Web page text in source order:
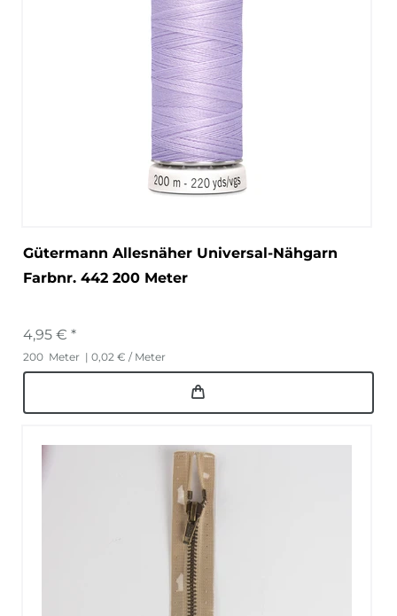
Gütermann Allesnäher Universal-Nähgarn
Farbnr. 442 200 Meter
4,95 € *
200 Meter | 0,02 € / Meter